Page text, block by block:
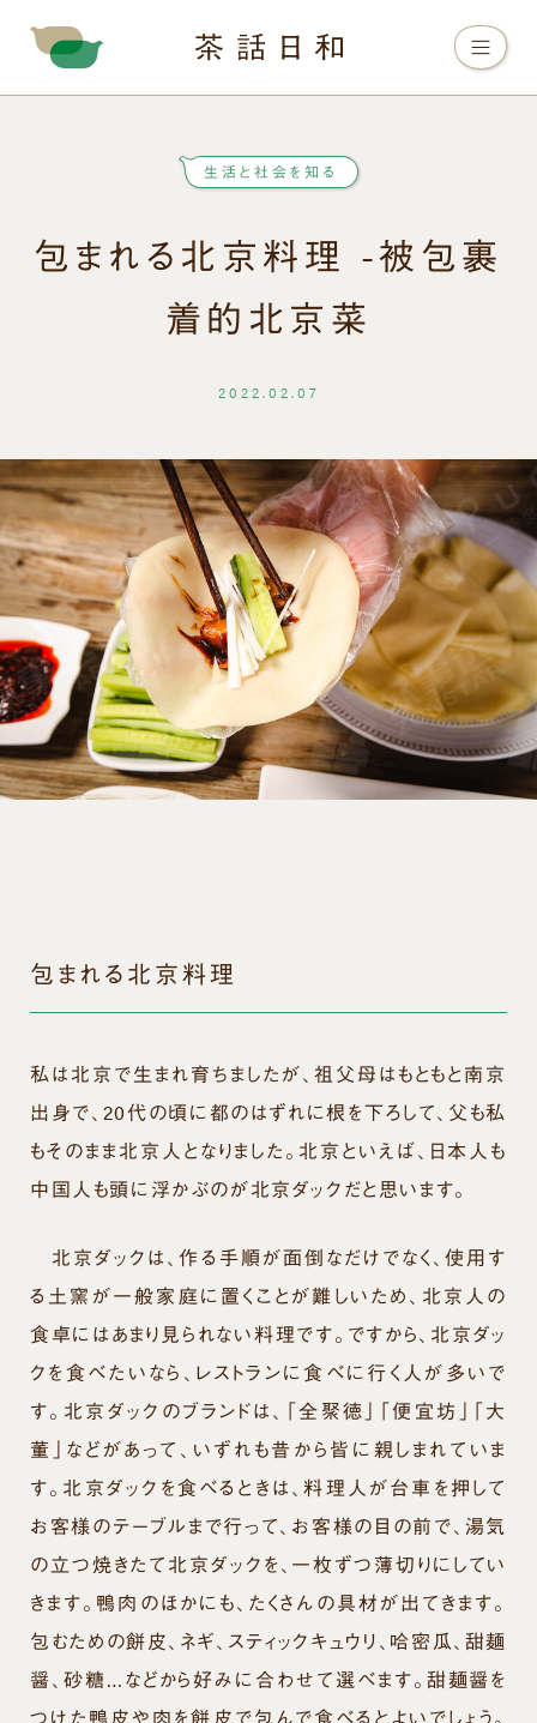
包まれる北京料理 -被包裹
着的北京菜
生活と社会を知る
2022.02.07
包まれる北京料理
私は北京で生まれ育ちましたが、祖父母はもともと南京
出身で、20代の頃に都のはずれに根を下ろして、父も私
もそのまま北京人となりました。北京といえば、日本人も
中国人も頭に浮かぶのが北京ダックだと思います。
北京ダックは、作る手順が面倒なだけでなく、使用す
る土窯が一般家庭に置くことが難しいため、北京人の
食卓にはあまり見られない料理です。ですから、北京ダッ
クを食べたいなら、レストランに食べに行く人が多いで
す。北京ダックのブランドは、「全聚徳」「便宜坊」「大
董」などがあって、いずれも昔から皆に親しまれていま
す。北京ダックを食べるときは、料理人が台車を押して
お客様のテーブルまで行って、お客様の目の前で、湯気
の立つ焼きたて北京ダックを、一枚ずつ薄切りにしてい
きます。鴨肉のほかにも、たくさんの具材が出てきます。
包むための餅皮、ネギ、スティックキュウリ、哈密瓜、甜麺
醤、砂糖…などから好みに合わせて選べます。甜麺醤を